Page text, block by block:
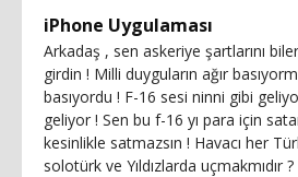
iPhone Uygulaması
Arkadaş , sen askeriye şartlarını
girdin ! Milli duyguların ağır
basıyordu ! F-16 sesi ninni gibi
geliyor ! Sen bu f-16 yı para için
kesinlikle satmazsın ! Havacı her
solotürk ve Yıldızlarda uçmakmıdır ?